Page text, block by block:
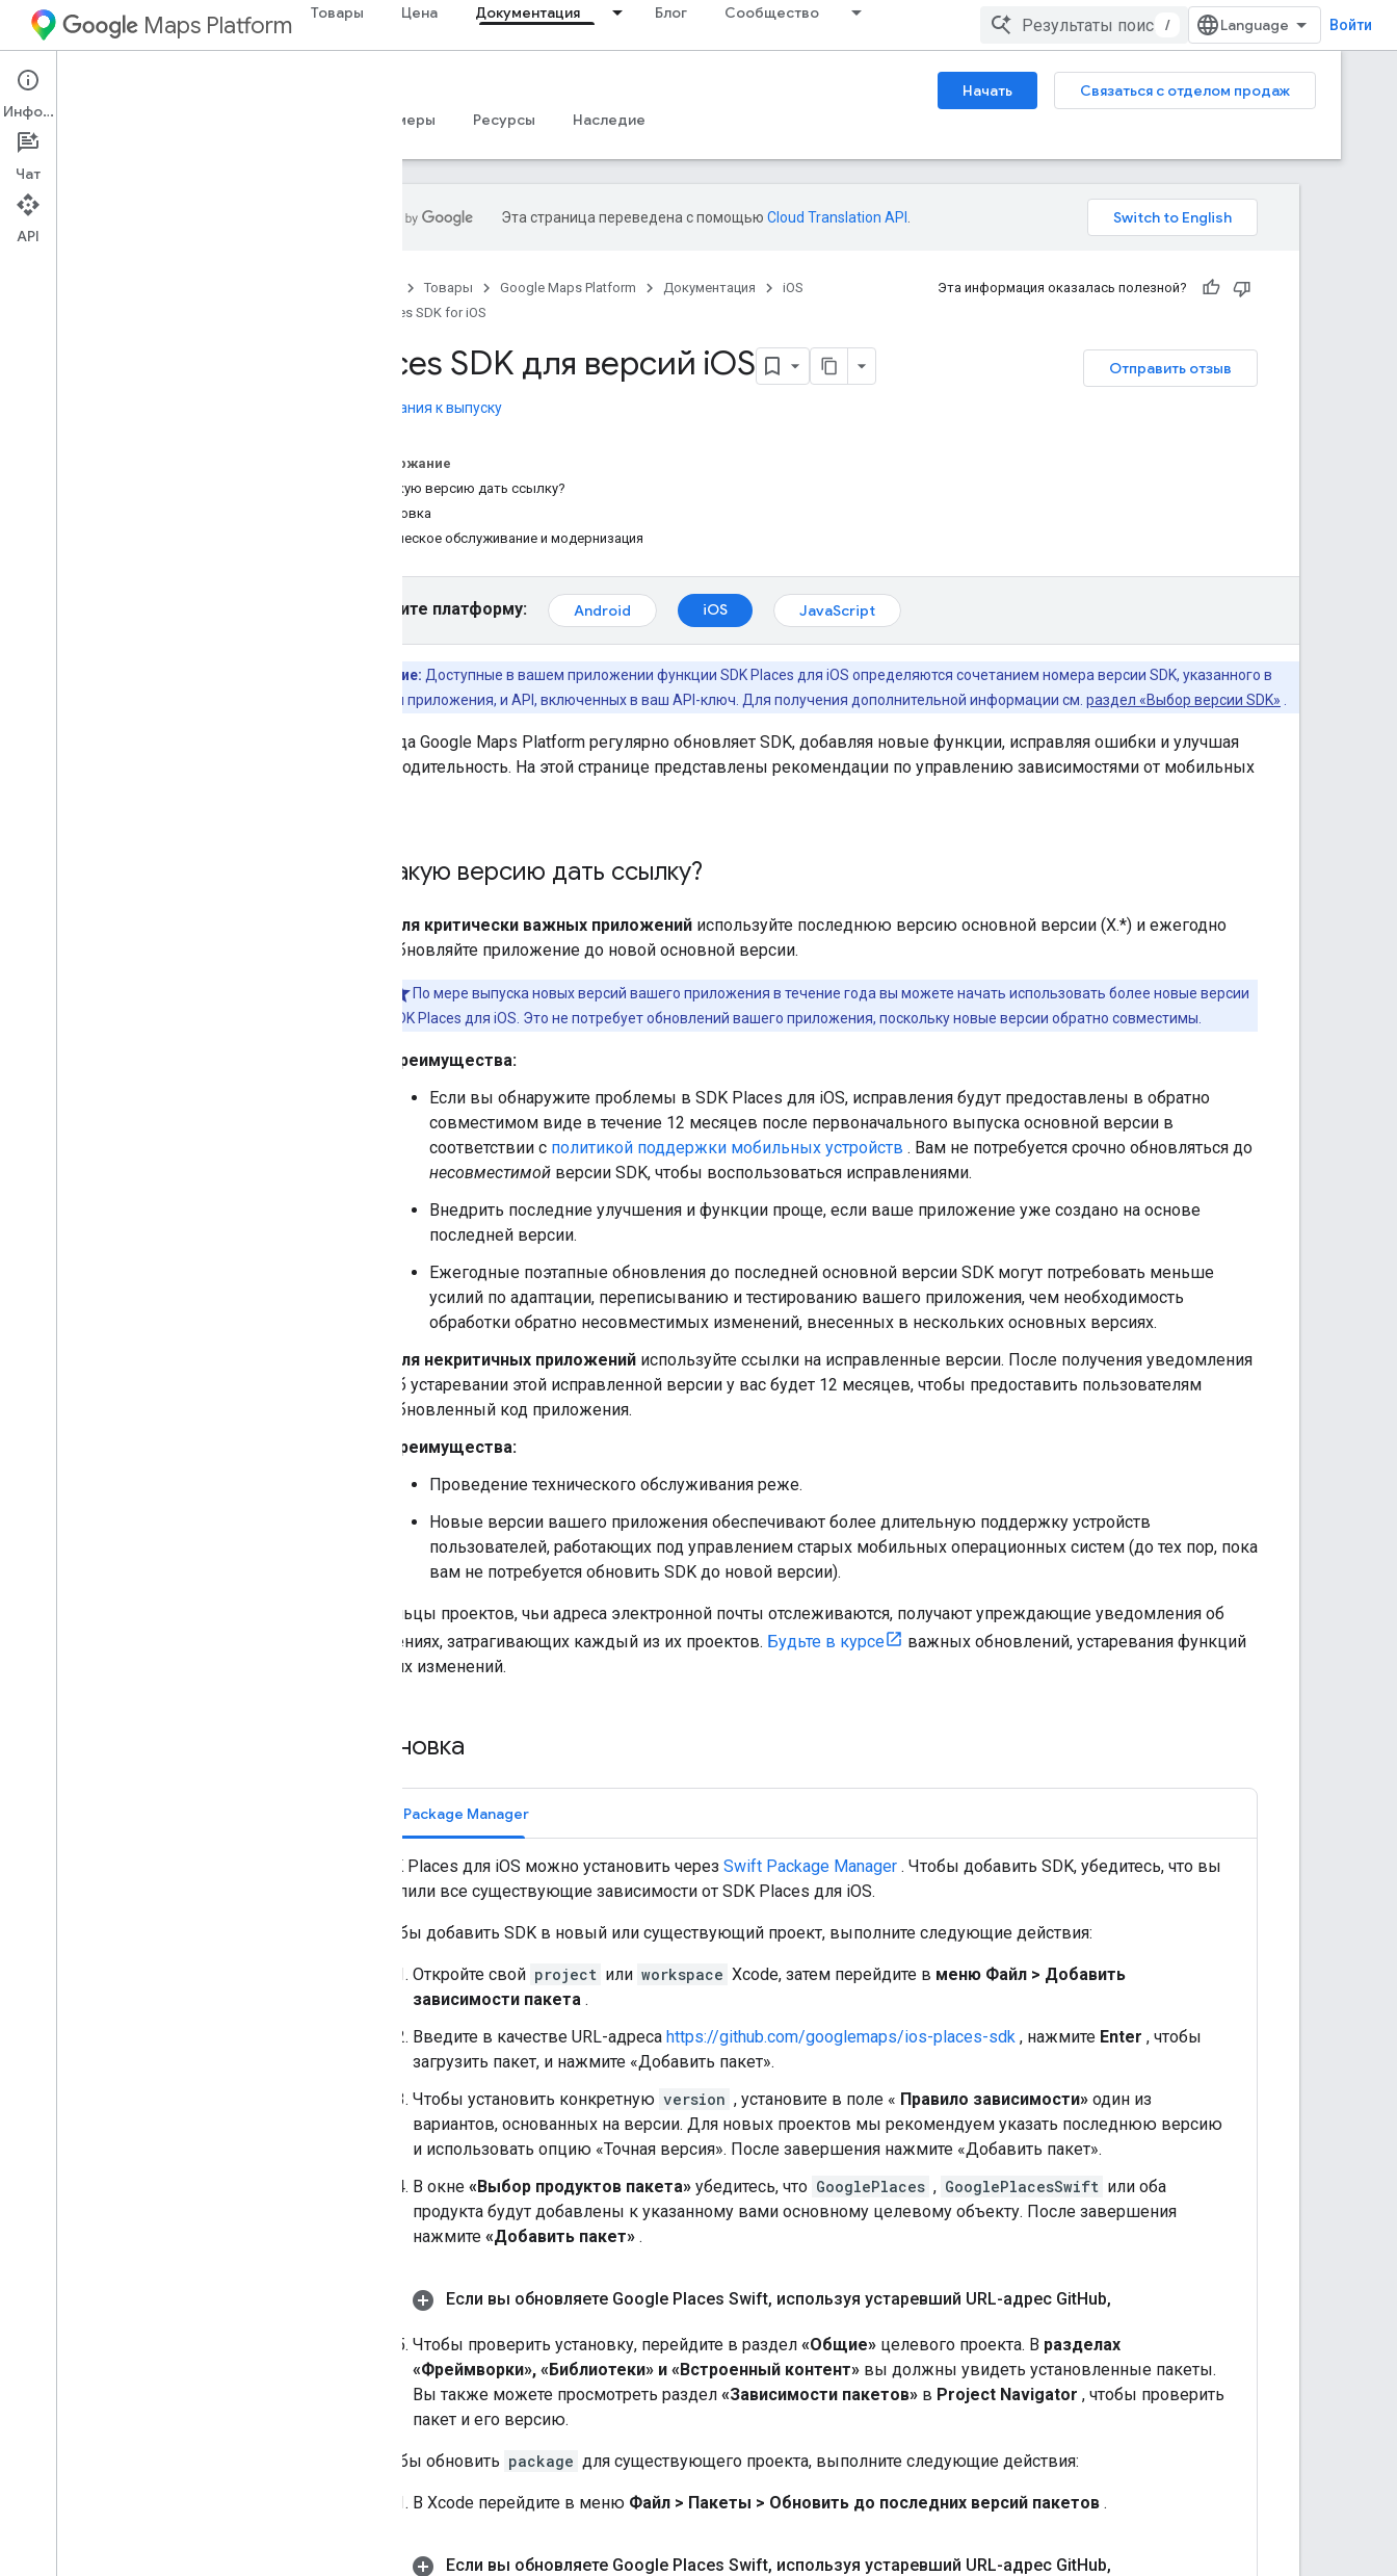
Maps Platform Товары Цена Документация Блог Сообщество
/ Войти
iOS Начать
Связаться с отделом продаж
Руководства
Примеры Ресурсы Наследие
Эта страница переведена с помощью Cloud Translation API
Товары Google Maps Platform Документация
iOS
Places SDK for iOS
Эта информация оказалась полезной?
Отправить отзыв
Places SDK для версий iOS
Примечания к выпуску
Содержание
На какую версию дать ссылку?
Установка
Техническое обслуживание и модернизация
Выберите платформу: Android iOS JavaScript
Примечание: Доступные в вашем приложении функции SDK Places для iOS определяются сочетанием номера версии SDK, указанного в
конфигурации приложения, и API, включенных в ваш API-ключ. Для получения дополнительной информации см. раздел «Выбор версии SDK»
Команда Google Maps Platform регулярно обновляет SDK, добавляя новые функции, исправляя ошибки и улучшая
производительность. На этой странице представлены рекомендации по управлению зависимостями от мобильных
На какую версию дать ссылку?
Для критически важных приложений используйте последнюю версию основной версии (X.*) и ежегодно
обновляйте приложение до новой основной версии.
По мере выпуска новых версий вашего приложения в течение года вы можете начать использовать более новые версии
SDK Places для iOS. Это не потребует обновлений вашего приложения, поскольку новые версии обратно совместимы.
Преимущества:
Если вы обнаружите проблемы в SDK Places для iOS, исправления будут предоставлены в обратно
совместимом виде в течение 12 месяцев после первоначального выпуска основной версии в
соответствии с политикой поддержки мобильных устройств . Вам не потребуется срочно обновляться до
несовместимой версии SDK, чтобы воспользоваться исправлениями.
Внедрить последние улучшения и функции проще, если ваше приложение уже создано на основе
последней версии.
Ежегодные поэтапные обновления до последней основной версии SDK могут потребовать меньше
усилий по адаптации, переписыванию и тестированию вашего приложения, чем необходимость
обработки обратно несовместимых изменений, внесенных в нескольких основных версиях.
Для некритичных приложений используйте ссылки на исправленные версии. После получения уведомления
об устаревании этой исправленной версии у вас будет 12 месяцев, чтобы предоставить пользователям
обновленный код приложения.
Преимущества:
Проведение технического обслуживания реже.
Новые версии вашего приложения обеспечивают более длительную поддержку устройств
пользователей, работающих под управлением старых мобильных операционных систем (до тех пор, пока
вам не потребуется обновить SDK до новой версии).
Владельцы проектов, чьи адреса электронной почты отслеживаются, получают упреждающие уведомления об
изменениях, затрагивающих каждый из их проектов. Будьте в курсе
важных обновлений, устаревания функций
и других изменений.
Установка
Swift Package Manager
SDK Places для iOS можно установить через Swift Package Manager . Чтобы добавить SDK, убедитесь, что вы
удалили все существующие зависимости от SDK Places для iOS.
Чтобы добавить SDK в новый или существующий проект, выполните следующие действия:
Откройте свой project или workspace Xcode, затем перейдите в меню Файл > Добавить
зависимости пакета .
Введите в качестве URL-адреса https://github.com/googlemaps/ios-places-sdk , нажмите Enter , чтобы
загрузить пакет, и нажмите «Добавить пакет».
Чтобы установить конкретную version , установите в поле « Правило зависимости» один из
вариантов, основанных на версии. Для новых проектов мы рекомендуем указать последнюю версию
и использовать опцию «Точная версия». После завершения нажмите «Добавить пакет».
В окне «Выбор продуктов пакета» убедитесь, что GooglePlaces , GooglePlacesSwift или оба
продукта будут добавлены к указанному вами основному целевому объекту. После завершения
нажмите «Добавить пакет» .
Если вы обновляете Google Places Swift, используя устаревший URL-адрес GitHub,
Чтобы проверить установку, перейдите в раздел «Общие» целевого проекта. В разделах
«Фреймворки», «Библиотеки» и «Встроенный контент» вы должны увидеть установленные пакеты.
Вы также можете просмотреть раздел «Зависимости пакетов» в Project Navigator , чтобы проверить
пакет и его версию.
Чтобы обновить package для существующего проекта, выполните следующие действия:
В Xcode перейдите в меню Файл > Пакеты > Обновить до последних версий пакетов .
Если вы обновляете Google Places Swift, используя устаревший URL-адрес GitHub,
Информация
Чат
API